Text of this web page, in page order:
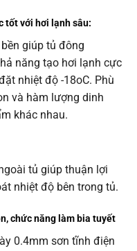
tốt với hơi lạnh sâu:
giúp tủ đông
năng tạo hơi lạnh cực
nhiệt độ -18oC. Phù
và hàm lượng dinh
khác nhau.
tủ giúp thuận lợi
nhiệt độ bên trong tủ.
chức năng làm bia tuyết
0.4mm sơn tĩnh điện